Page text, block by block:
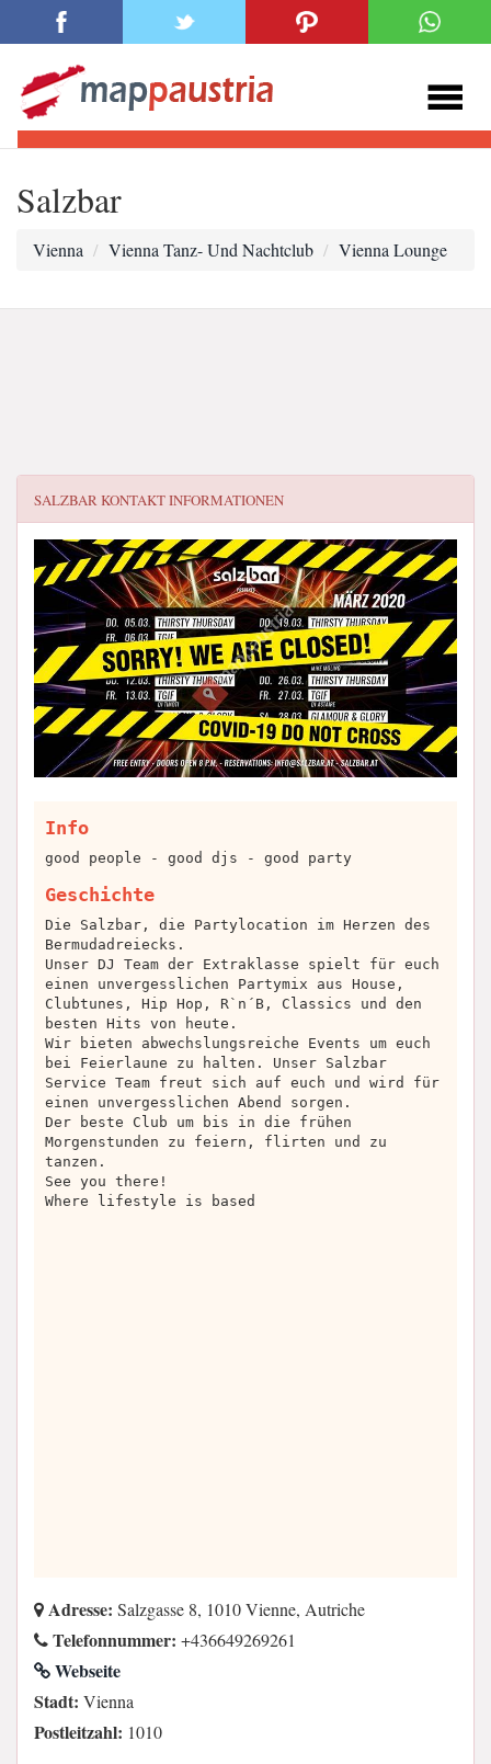
Salzbar
Vienna Vienna Tanz- Und Nachtclub Vienna Lounge
SALZBARKONTAKT INFORMATIONEN
Info
good people - good djs - good party
Geschichte
Die Salzbar, die Partylocation im Herzen des
Bermudadreiecks.
Unser DJ Team der Extraklasse spielt für euch
einen unvergesslichen Partymix aus House,
Clubtunes, Hip Hop, R`n´B, Classics und den
besten Hits von heute.
Wir bieten abwechslungsreiche Events um euch
bei Feierlaune zu halten. Unser Salzbar
Service Team freut sich auf euch und wird für
einen unvergesslichen Abend sorgen.
Der beste Club um bis in die frühen
Morgenstunden zu feiern, flirten und zu
tanzen.
See you there!
Where lifestyle is based
Adresse: Salzgasse 8, 1010 Vienne, Autriche
Telefonnummer: +436649269261
Webseite
Stadt: Vienna
Postleitzahl: 1010